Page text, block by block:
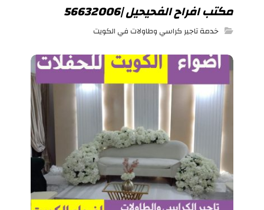
مكتب افراح الفحيحيل |56632006
خدمة تاجير كراسي وطاولات في الكويت